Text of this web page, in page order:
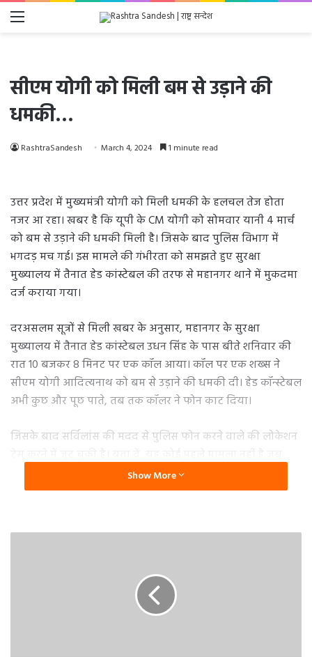
Menu
सीएम योगी को मिली बम से उड़ाने की
धमकी…
RashtraSandesh March 4, 2024 1 minute read
उत्तर प्रदेश में मुख्यमंत्री योगी को मिली धमकी के हलचल तेज होता
नजर आ रहा। खबर है कि यूपी के CM योगी को सोमवार यानी 4 मार्च
को बम से उड़ाने की धमकी मिली है। जिसके बाद पुलिस विभाग में
भगदड़ मच गई। इस मामले की गंभीरता को समझते हुए सुरक्षा
मुख्यालय में तैनात हेड कांस्टेबल की तरफ से महानगर थाने में मुकदमा
दर्ज कराया गया।
दरअसलम सूत्रों से मिली खबर के अनुसार, महानगर के सुरक्षा
मुख्यालय में तैनात हेड कांस्टेबल उधन सिंह के पास बीते शनिवार की
रात 10 बजकर 8 मिनट पर एक कॉल आया। कॉल पर एक शख्स ने
सीएम योगी आदित्यनाथ को बम से उड़ाने की धमकी दी। हेड कॉन्स्टेबल
अभी कुछ और पूछ पाते, तब तक कॉलर ने फोन काट दिया।
जिसके बाद सर्विलांस की मदद से पुलिस फोन करने वाले की लोकेशन
मुख्यमंत्री योगी को कोई जान से मारने की धमकी दे रहा हो। इससे पहले
भी उन्हें लेटर, मेल और फोन के जरिये धमकियां आती रही हैं।
जांच में जुटी पुलिस
जुट गई है। धमकी देने वाले आरोपी की तलाश में कुल चार टीमें लगाई
गई हैं। इस दौरान सर्विलांस सेल की मदद से धमकी देने वाले का
Show More